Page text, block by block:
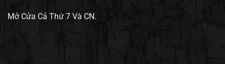
Mở Cửa Cả Thứ 7 Và CN.